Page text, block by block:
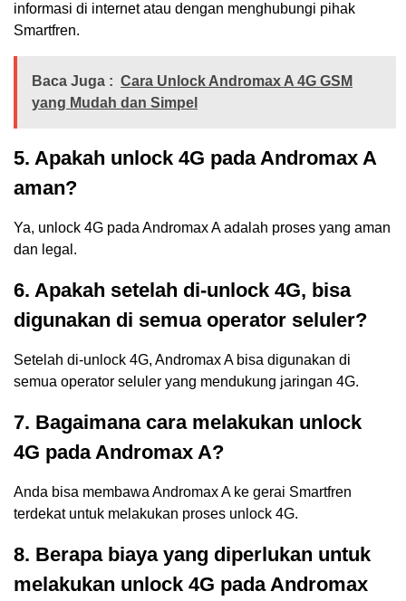
informasi di internet atau dengan menghubungi pihak
Smartfren.
Baca Juga : Cara Unlock Andromax A 4G GSM
yang Mudah dan Simpel
5. Apakah unlock 4G pada Andromax A
aman?
Ya, unlock 4G pada Andromax A adalah proses yang aman
dan legal.
6. Apakah setelah di-unlock 4G, bisa
digunakan di semua operator seluler?
Setelah di-unlock 4G, Andromax A bisa digunakan di
semua operator seluler yang mendukung jaringan 4G.
7. Bagaimana cara melakukan unlock
4G pada Andromax A?
Anda bisa membawa Andromax A ke gerai Smartfren
terdekat untuk melakukan proses unlock 4G.
8. Berapa biaya yang diperlukan untuk
melakukan unlock 4G pada Andromax